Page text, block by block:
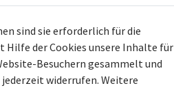
sind sie erforderlich für die
der Cookies unsere Inhalte für
Besuchern gesammelt und
jederzeit widerrufen. Weitere